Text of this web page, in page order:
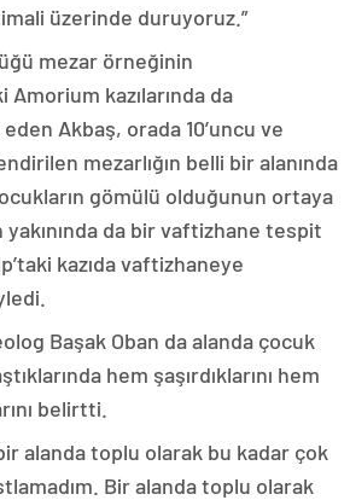
üzerinde duruyoruz.”
mezar örneğinin
Amorium kazılarında da
Akbaş, orada 10’uncu ve
mezarlığın belli bir alanında
gömülü olduğunun ortaya
yakınında da bir vaftizhane tespit
kazıda vaftizhaneye
Başak Oban da alanda çocuk
hem şaşırdıklarını hem
belirtti.
alanda toplu olarak bu kadar çok
Bir alanda toplu olarak